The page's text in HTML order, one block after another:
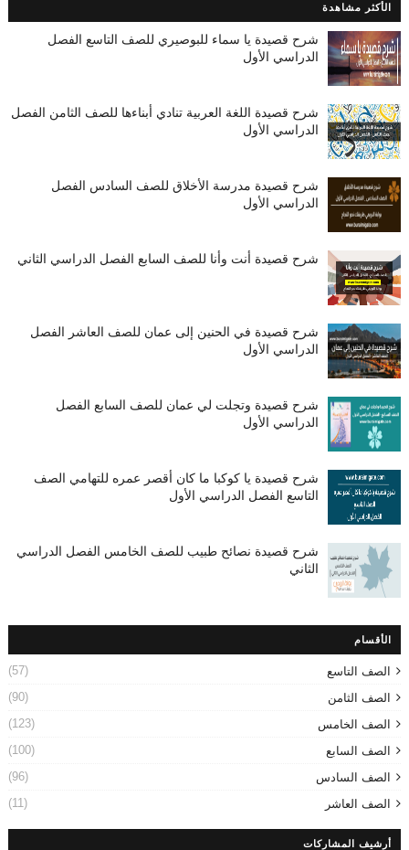
الأكثر مشاهدة
شرح قصيدة يا سماء للبوصيري للصف التاسع الفصل
الدراسي الأول
شرح قصيدة اللغة العربية تنادي أبناءها للصف الثامن الفصل
الدراسي الأول
شرح قصيدة مدرسة الأخلاق للصف السادس الفصل
الدراسي الأول
شرح قصيدة أنت وأنا للصف السابع الفصل الدراسي الثاني
شرح قصيدة في الحنين إلى عمان للصف العاشر الفصل
الدراسي الأول
شرح قصيدة وتجلت لي عمان للصف السابع الفصل
الدراسي الأول
شرح قصيدة يا كوكبا ما كان أقصر عمره للتهامي الصف
التاسع الفصل الدراسي الأول
شرح قصيدة نصائح طبيب للصف الخامس الفصل الدراسي
الثاني
الأقسام
الصف التاسع
(57)
الصف الثامن
(90)
الصف الخامس
(123)
الصف السابع
(100)
الصف السادس
(96)
الصف العاشر
(11)
أرشيف المشاركات